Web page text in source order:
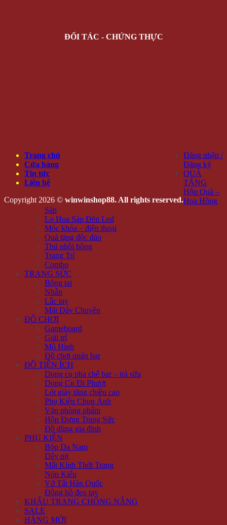
ĐỐI TÁC - CHỨNG THỰC
Trang chủ
Cửa hàng
Tin tức
Liên hệ
Copyright 2026 © winwinshop88. All rights reserved.
Đăng nhập /
Đăng ký
QUÀ
TẶNG
Hộp Quà –
Hoa Hồng
Sáp
Lọ Hoa Sáp Đèn Led
Móc khóa – điện thoại
Quà tặng độc đáo
Thú nhồi bông
Trang Trí
Combo
TRANG SỨC
Bông tai
Nhẫn
Lắc tay
Mặt Dây Chuyền
ĐỒ CHƠI
Gameboard
Giải trí
Mô Hình
Đồ chơi quán bar
ĐỒ TIỆN ÍCH
Dụng cụ pha chế bar – trà sữa
Dụng Cụ Đi Phượt
Lót giày tăng chiều cao
Phụ Kiện Chụp Ảnh
Văn phòng phẩm
Hộp Đựng Trang Sức
Đồ dùng gia đình
PHỤ KIỆN
Bóp Da Nam
Dây nịt
Mắt Kính Thời Trang
Nón Kiểu
Vớ Tất Hàn Quốc
Đồng hồ đeo tay
KHẨU TRANG CHỐNG NẮNG
SALE
HÀNG MỚI